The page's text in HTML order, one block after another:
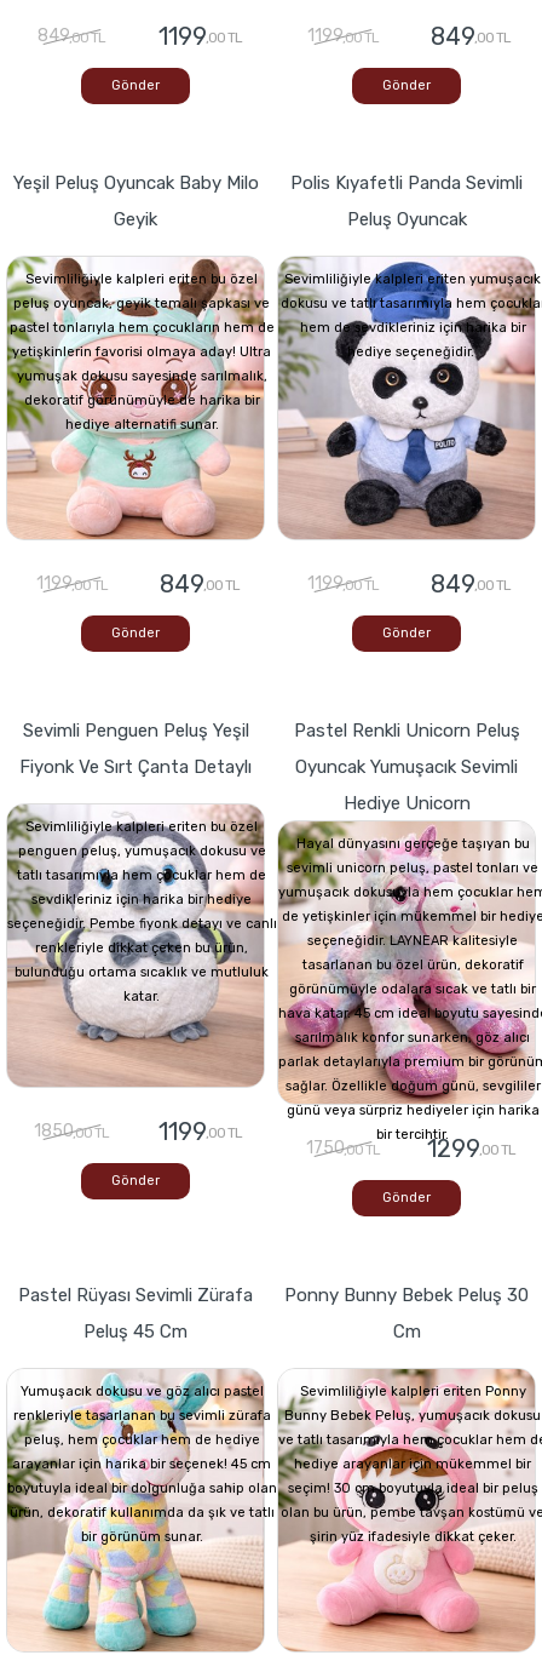
849,00 TL 1199,00 TL
Gönder
1199,00 TL 849,00 TL
Gönder
Yeşil Peluş Oyuncak Baby Milo
Geyik
Sevimliliğiyle kalpleri eriten bu özel
peluş oyuncak, geyik temalı şapkası ve
pastel tonlarıyla hem çocukların hem de
yetişkinlerin favorisi olmaya aday! Ultra
yumuşak dokusu sayesinde sarılmalık,
dekoratif görünümüyle de harika bir
hediye alternatifi sunar.
1199,00 TL 849,00 TL
Gönder
Polis Kıyafetli Panda Sevimli
Peluş Oyuncak
Sevimliliğiyle kalpleri eriten yumuşacık
dokusu ve tatlı tasarımıyla hem
hem de sevdikleriniz için harika bir
hediye seçeneğidir.
1199,00 TL 849,00 TL
Gönder
Sevimli Penguen Peluş Yeşil
Fiyonk Ve Sırt Çanta Detaylı
Sevimliliğiyle kalpleri eriten bu özel
penguen peluş, yumuşacık dokusu ve
tatlı tasarımıyla hem çocuklar hem de
sevdikleriniz için harika bir hediye
seçeneğidir. Pembe fiyonk detayı ve canlı
renkleriyle dikkat çeken bu ürün,
bulunduğu ortama sıcaklık ve mutluluk
katar.
1850,00 TL 1199,00 TL
Gönder
Pastel Renkli Unicorn Peluş
Oyuncak Yumuşacık Sevimli
Hediye Unicorn
Hayal dünyasını gerçeğe taşıyan bu
sevimli unicorn peluş, pastel tonları ve
yumuşacık dokusuyla hem çocuklar
de yetişkinler için mükemmel bir
seçeneğidir. LAYNEAR kalitesiyle
tasarlanan bu özel ürün, dekoratif
görünümüyle odalara sıcak ve tatlı bir
hava katar. 45 cm ideal boyutu
sarılmalık konfor sunarken, göz alıcı
parlak detaylarıyla premium bir
sağlar. Özellikle doğum günü, sevgililer
günü veya sürpriz hediyeler için harika
bir tercihtir.
1750,00 TL 1299,00 TL
Gönder
Pastel Rüyası Sevimli Zürafa
Peluş 45 Cm
Yumuşacık dokusu ve göz alıcı pastel
renkleriyle tasarlanan bu sevimli zürafa
peluş, hem çocuklar hem de hediye
arayanlar için harika bir seçenek! 45 cm
boyutuyla ideal bir dolgunluğa sahip olan
ürün, dekoratif kullanımda da şık ve tatlı
bir görünüm sunar.
Ponny Bunny Bebek Peluş 30
Cm
Sevimliliğiyle kalpleri eriten Ponny
Bunny Bebek Peluş, yumuşacık dokusu
ve tatlı tasarımıyla hem çocuklar hem
hediye arayanlar için mükemmel bir
seçim! 30 cm boyutuyla ideal bir peluş
olan bu ürün, pembe tavşan kostümü
şirin yüz ifadesiyle dikkat çeker.